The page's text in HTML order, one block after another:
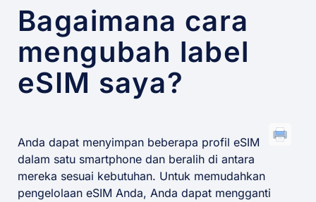
Bagaimana cara
mengubah label
eSIM saya?
Anda dapat menyimpan beberapa profil eSIM
dalam satu smartphone dan beralih di antara
mereka sesuai kebutuhan. Untuk memudahkan
pengelolaan eSIM Anda, Anda dapat mengganti